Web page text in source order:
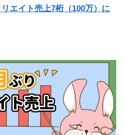
エイト売上7桁（100万）に